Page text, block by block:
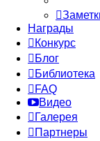
Награды
Конкурс
Блог
Библиотека
FAQ
Видео
Галерея
Партнеры